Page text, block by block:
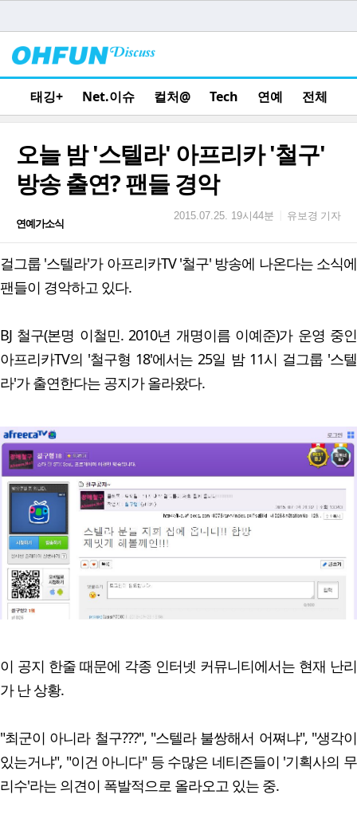
태깅+ Net.이슈 컬처@ Tech 연예 전체
오늘 밤 '스텔라' 아프리카 '철구'
방송 출연? 팬들 경악
연예가소식
2015.07.25. 19시44분 유보경 기자
걸그룹 '스텔라'가 아프리카TV '철구' 방송에 나온다는 소식에
팬들이 경악하고 있다.
BJ 철구(본명 이철민. 2010년 개명이름 이예준)가 운영 중인
아프리카TV의 '철구형 18'에서는 25일 밤 11시 걸그룹 '스텔
라'가 출연한다는 공지가 올라왔다.
이 공지 한줄 때문에 각종 인터넷 커뮤니티에서는 현재 난리
가 난 상황.
"최군이 아니라 철구???", "스텔라 불쌍해서 어쪄냐", "생각이
있는거냐", "이건 아니다" 등 수많은 네티즌들이 '기획사의 무
리수'라는 의견이 폭발적으로 올라오고 있는 중.